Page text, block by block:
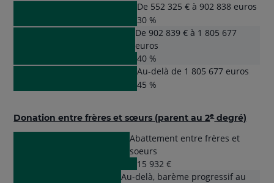
De 552 325 € à 902 838 euros
30 %
De 902 839 € à 1 805 677
euros
40 %
Au-delà de 1 805 677 euros
45 %
Donation entre frères et sœurs (parent au 2edegré)
Abattement entre frères et
soeurs
15 932 €
Au-delà, barème progressif au